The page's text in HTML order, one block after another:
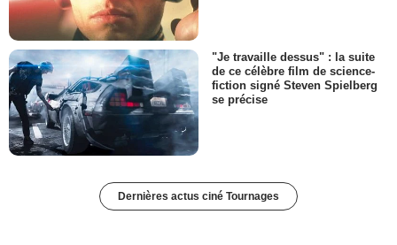
"Je travaille dessus" : la suite
de ce célèbre film de science-
fiction signé Steven Spielberg
se précise
Dernières actus ciné Tournages